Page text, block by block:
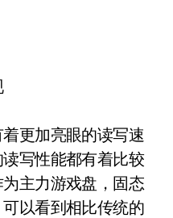
更加亮眼的读写速
写性能都有着比较
主力游戏盘，固态
以看到相比传统的